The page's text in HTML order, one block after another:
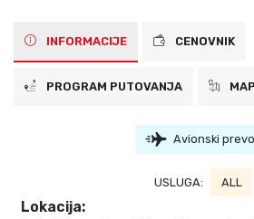
INFORMACIJE CENOVNIK
PROGRAM PUTOVANJA
Avionski
USLUGA: ALL
Lokacija: